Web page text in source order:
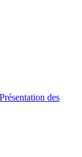
Présentation des